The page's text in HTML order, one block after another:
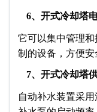
6、开式冷却塔
它可以集中管理
制的设备，方便安
7、开式冷却塔
自动补水装置采